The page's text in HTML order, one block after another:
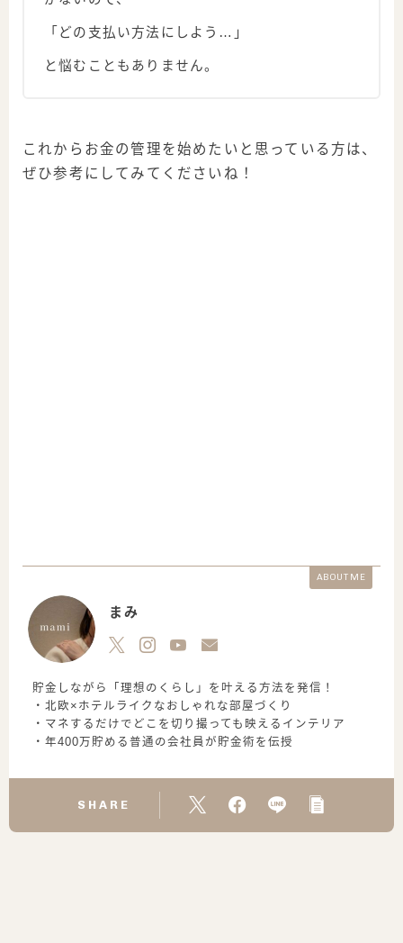
「どの支払い方法にしよう…」
と悩むこともありません。
これからお金の管理を始めたいと思っている方は、
ぜひ参考にしてみてくださいね！
ABOUT ME
まみ
貯金しながら「理想のくらし」を叶える方法を発信！
・北欧×ホテルライクなおしゃれな部屋づくり
・マネするだけでどこを切り撮っても映えるインテリア
・年400万貯める普通の会社員が貯金術を伝授
SHARE